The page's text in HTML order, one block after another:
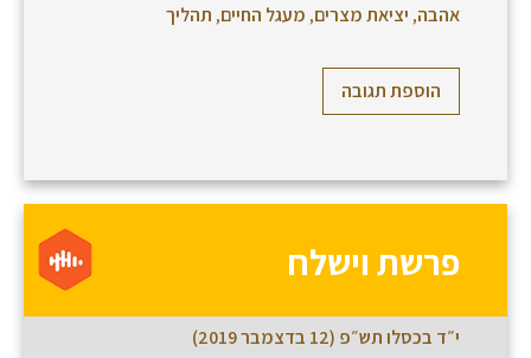
אהבה, יציאת מצרים, מעגל החיים, תהליך
הוספת תגובה
פרשת וישלח
י״ד בכסלו תש״פ (12 בדצמבר 2019)